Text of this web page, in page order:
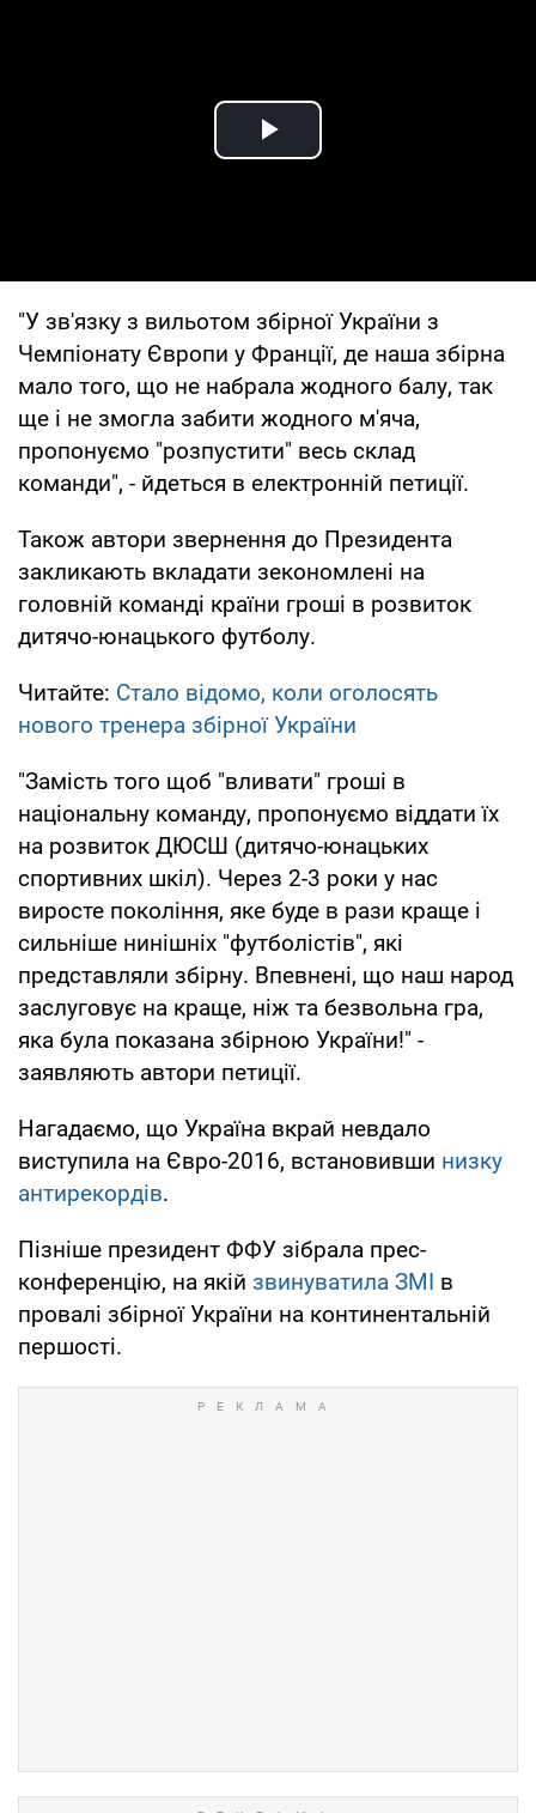
Play Video
"У зв'язку з вильотом збірної України з
Чемпіонату Європи у Франції, де наша збірна
мало того, що не набрала жодного балу, так
ще і не змогла забити жодного м'яча,
пропонуємо "розпустити" весь склад
команди", - йдеться в електронній петиції.
Також автори звернення до Президента
закликають вкладати зекономлені на
головній команді країни гроші в розвиток
дитячо-юнацького футболу.
Читайте: Стало відомо, коли оголосять
нового тренера збірної України
"Замість того щоб "вливати" гроші в
національну команду, пропонуємо віддати їх
на розвиток ДЮСШ (дитячо-юнацьких
спортивних шкіл). Через 2-3 роки у нас
виросте покоління, яке буде в рази краще і
сильніше нинішніх "футболістів", які
представляли збірну. Впевнені, що наш народ
заслуговує на краще, ніж та безвольна гра,
яка була показана збірною України!" -
заявляють автори петиції.
Нагадаємо, що Україна вкрай невдало
виступила на Євро-2016, встановивши низку
антирекордів.
Пізніше президент ФФУ зібрала прес-
конференцію, на якій звинуватила ЗМІ в
провалі збірної України на континентальній
першості.